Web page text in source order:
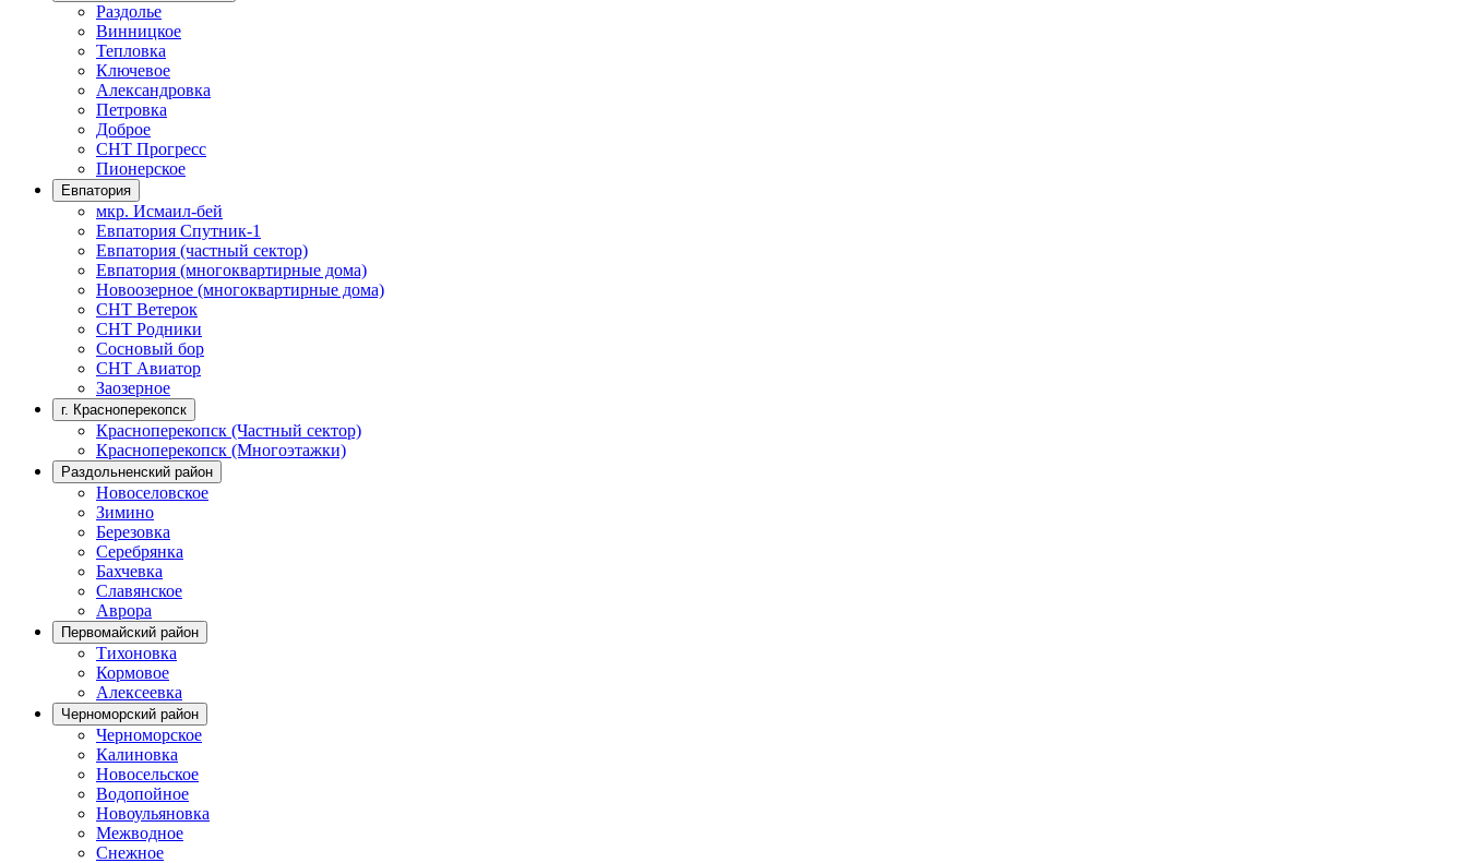
Раздолье
Винницкое
Тепловка
Ключевое
Александровка
Петровка
Доброе
СНТ Прогресс
Пионерское
Евпатория
мкр. Исмаил-бей
Евпатория Спутник-1
Евпатория (частный сектор)
Евпатория (многоквартирные дома)
Новоозерное (многоквартирные дома)
СНТ Ветерок
СНТ Родники
Сосновый бор
СНТ Авиатор
Заозерное
г. Красноперекопск
Красноперекопск (Частный сектор)
Красноперекопск (Многоэтажки)
Раздольненский район
Новоселовское
Зимино
Березовка
Серебрянка
Бахчевка
Славянское
Аврора
Первомайский район
Тихоновка
Кормовое
Алексеевка
Черноморский район
Черноморское
Калиновка
Новосельское
Водопойное
Новоульяновка
Межводное
Снежное